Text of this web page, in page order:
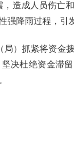
造成人员伤亡
降雨过程，引
）抓紧将资金
决杜绝资金滞